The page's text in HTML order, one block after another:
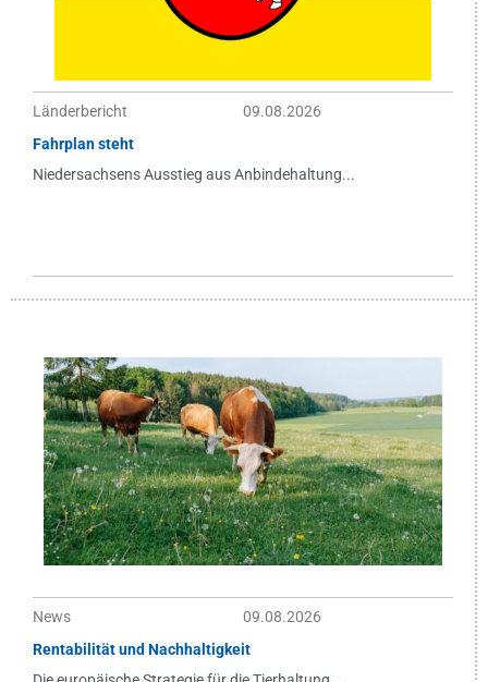
Länderbericht
09.08.2026
Fahrplan steht
Niedersachsens Ausstieg aus Anbindehaltung...
News
09.08.2026
Rentabilität und Nachhaltigkeit